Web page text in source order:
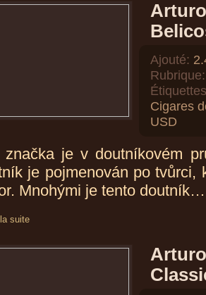
Ajouté:
Rubrique:
Cigares
USD
značka je v doutníkovém
je pojmenován po tvůrci,
Mnohými je tento doutník…
suite